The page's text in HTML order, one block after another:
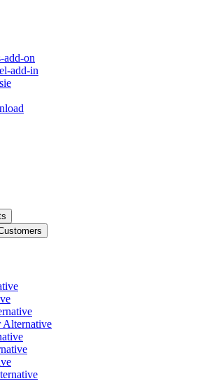
add-on
add-in